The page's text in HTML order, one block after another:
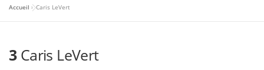
NOS VOYAGES
ARTICLES CONTACT
Accueil »Caris LeVert
3Caris LeVert